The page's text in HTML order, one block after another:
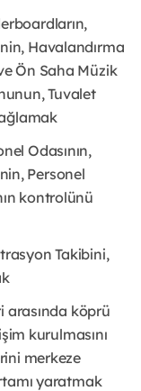
Havalandırma
Ön Saha Müzik
Tuvalet
Odasının,
Personel
kontrolünü
Takibini,
arasında köprü
kurulmasını
merkeze
yaratmak